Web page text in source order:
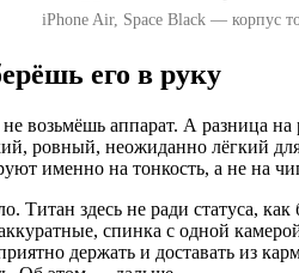
iPhone Air, Space Black — корпус
его в руку
не возьмёшь аппарат. А
ровный, неожиданно лёгкий
именно на тонкость, а не на
Титан здесь не ради статуса,
спинка с одной
держать и доставать из